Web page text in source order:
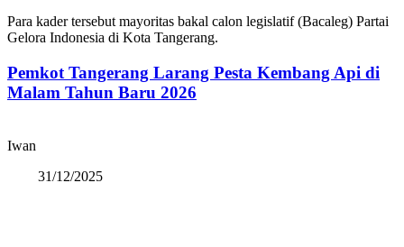
Para kader tersebut mayoritas bakal calon legislatif (Bacaleg) Partai
Gelora Indonesia di Kota Tangerang.
Pemkot Tangerang Larang Pesta Kembang Api di
Malam Tahun Baru 2026
Iwan
31/12/2025